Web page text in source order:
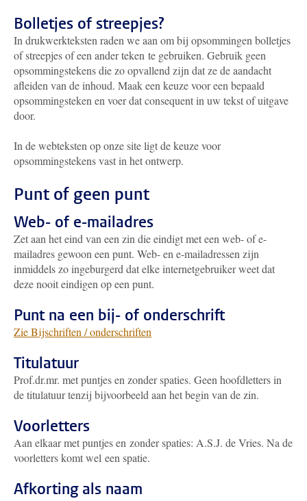
Bolletjes of streepjes?
In drukwerkteksten raden we aan om bij opsommingen bolletjes
of streepjes of een ander teken te gebruiken. Gebruik geen
opsommingstekens die zo opvallend zijn dat ze de aandacht
afleiden van de inhoud. Maak een keuze voor een bepaald
opsommingsteken en voer dat consequent in uw tekst of uitgave
door.
In de webteksten op onze site ligt de keuze voor
opsommingstekens vast in het ontwerp.
Punt of geen punt
Web- of e-mailadres
Zet aan het eind van een zin die eindigt met een web- of e-
mailadres gewoon een punt. Web- en e-mailadressen zijn
inmiddels zo ingeburgerd dat elke internetgebruiker weet dat
deze nooit eindigen op een punt.
Punt na een bij- of onderschrift
Zie Bijschriften / onderschriften
Titulatuur
Prof.dr.mr. met puntjes en zonder spaties. Geen hoofdletters in
de titulatuur tenzij bijvoorbeeld aan het begin van de zin.
Voorletters
Aan elkaar met puntjes en zonder spaties: A.S.J. de Vries. Na de
voorletters komt wel een spatie.
Afkorting als naam